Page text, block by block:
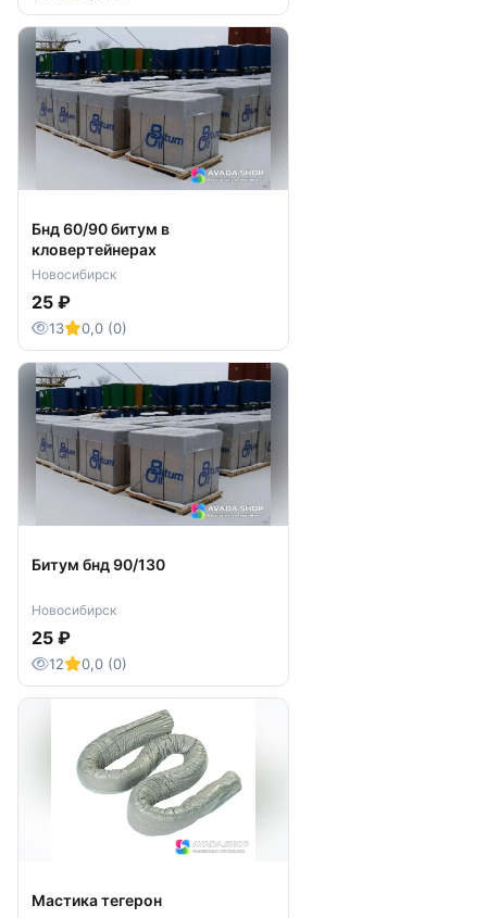
Бнд 60/90 битум в
кловертейнерах
Новосибирск
25 ₽
13 0,0 (0)
Битум бнд 90/130
Новосибирск
25 ₽
12 0,0 (0)
Мастика тегерон